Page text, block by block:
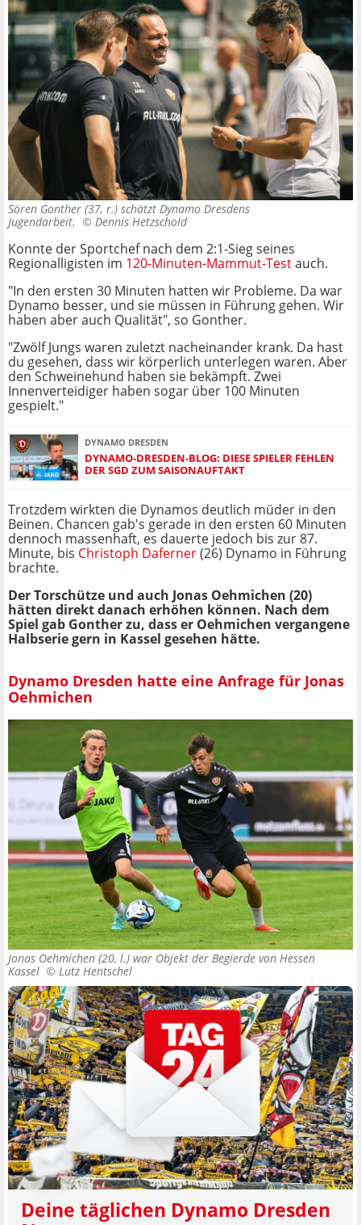
Sören Gonther (37, r.) schätzt Dynamo Dresdens
Jugendarbeit. © Dennis Hetzschold
Konnte der Sportchef nach dem 2:1-Sieg seines
Regionalligisten im 120-Minuten-Mammut-Testauch.
"In den ersten 30 Minuten hatten wir Probleme. Da war
Dynamo besser, und sie müssen in Führung gehen. Wir
haben aber auch Qualität", so Gonther.
"Zwölf Jungs waren zuletzt nacheinander krank. Da hast
du gesehen, dass wir körperlich unterlegen waren. Aber
den Schweinehund haben sie bekämpft. Zwei
Innenverteidiger haben sogar über 100 Minuten
gespielt."
DYNAMO DRESDEN
DYNAMO-DRESDEN-BLOG: DIESE SPIELER FEHLEN
DER SGD ZUM SAISONAUFTAKT
Trotzdem wirkten die Dynamos deutlich müder in den
Beinen. Chancen gab's gerade in den ersten 60 Minuten
dennoch massenhaft, es dauerte jedoch bis zur 87.
Minute, bis Christoph Daferner(26) Dynamo in Führung
brachte.
Der Torschütze und auch Jonas Oehmichen (20)
hätten direkt danach erhöhen können. Nach dem
Spiel gab Gonther zu, dass er Oehmichen vergangene
Halbserie gern in Kassel gesehen hätte.
Dynamo Dresden hatte eine Anfrage für Jonas
Oehmichen
Jonas Oehmichen (20, l.) war Objekt der Begierde von Hessen
Kassel © Lutz Hentschel
Deine täglichen Dynamo Dresden